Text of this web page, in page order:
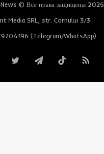
© Все права защищены 2026
Media SRL, str. Cornului 3/3
(Telegram/WhatsApp)
TwitterTelegramTikTokRSS